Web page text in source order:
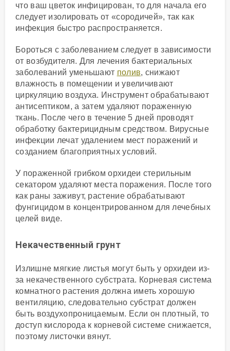
что ваш цветок инфицирован, то для начала его
следует изолировать от «сородичей», так как
инфекция быстро распространяется.
Бороться с заболеванием следует в зависимости
от возбудителя. Для лечения бактериальных
заболеваний уменьшают полив, снижают
влажность в помещении и увеличивают
циркуляцию воздуха. Инструмент обрабатывают
антисептиком, а затем удаляют пораженную
ткань. После чего в течение 5 дней проводят
обработку бактерицидным средством. Вирусные
инфекции лечат удалением мест поражений и
созданием благоприятных условий.
У пораженной грибком орхидеи стерильным
секатором удаляют места поражения. После того
как раны заживут, растение обрабатывают
фунгицидом в концентрированном для лечебных
целей виде.
Некачественный грунт
Излишне мягкие листья могут быть у орхидеи из-
за некачественного субстрата. Корневая система
комнатного растения должна иметь хорошую
вентиляцию, следовательно субстрат должен
быть воздухопроницаемым. Если он плотный, то
доступ кислорода к корневой системе снижается,
поэтому листочки вянут.